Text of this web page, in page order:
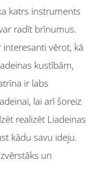
katrs instruments
radīt brīnumus.
vērot, kā
kustībām,
ir labs
lai arī šoreiz
realizēt Liadeinas
kādu savu ideju.
un